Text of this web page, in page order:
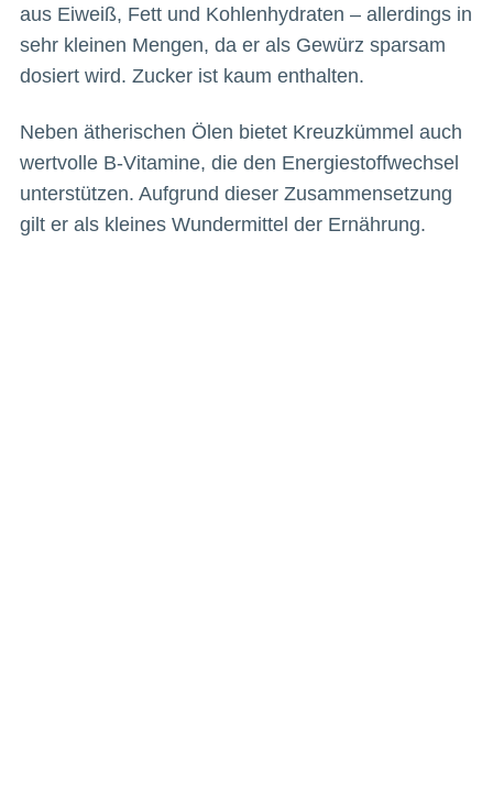
aus Eiweiß, Fett und Kohlenhydraten – allerdings in
sehr kleinen Mengen, da er als Gewürz sparsam
dosiert wird. Zucker ist kaum enthalten.
Neben ätherischen Ölen bietet Kreuzkümmel auch
wertvolle B-Vitamine, die den Energiestoffwechsel
unterstützen. Aufgrund dieser Zusammensetzung
gilt er als kleines Wundermittel der Ernährung.